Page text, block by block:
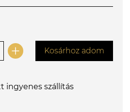
Kosárhoz adom
ingyenes szállítás